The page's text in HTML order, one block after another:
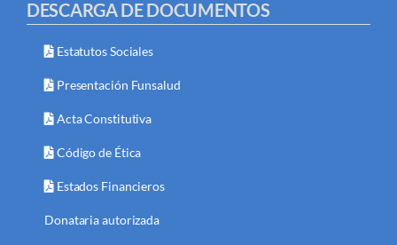
DESCARGA DE DOCUMENTOS
Estatutos Sociales
Presentación Funsalud
Acta Constitutiva
Código de Ética
Estados Financieros
Donataria autorizada